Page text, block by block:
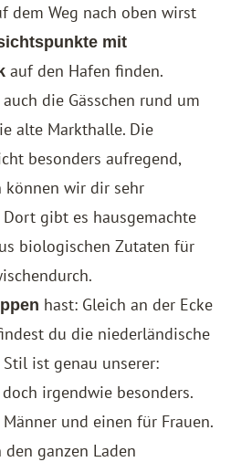
dem Weg nach oben wirst
mit
auf den Hafen finden.
die Gässchen rund um
alte Markthalle. Die
besonders aufregend,
können wir dir sehr
Dort gibt es hausgemachte
biologischen Zutaten für
hast: Gleich an der Ecke
du die niederländische
Stil ist genau unserer:
irgendwie besonders.
und einen für Frauen.
ganzen Laden